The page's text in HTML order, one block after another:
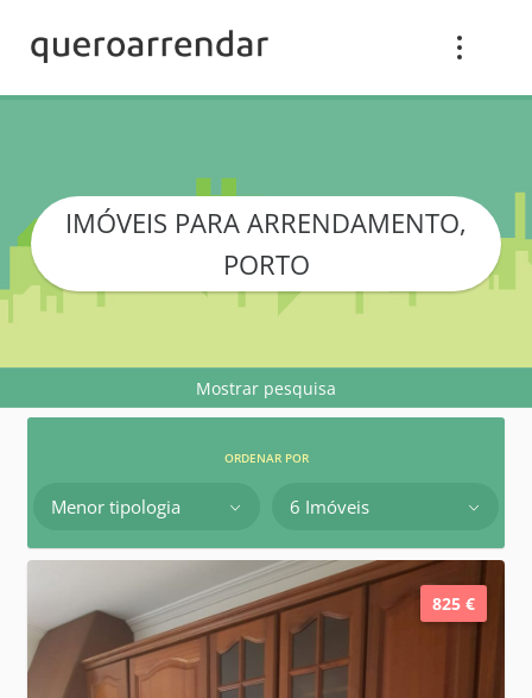
IMÓVEIS PARA ARRENDAMENTO,
PORTO
Mostrar pesquisa
ORDENAR POR
Menor tipologia 6 Imóveis
825 €